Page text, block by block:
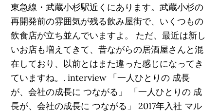
東急線・武蔵小杉駅近くにあります。武蔵小杉の
再開発前の雰囲気が残る飲み屋街で、いくつもの
飲食店が立ち並んでいますよ。 ただ、最近は新し
いお店も増えてきて、昔ながらの居酒屋さんと混
在しており、以前とはまた違った感じになってき
ていますね。. interview 「一人ひとりの 成長
が、会社の成長に つながる」 「一人ひとりの 成
長が、会社の成長に つながる」 2017年入社 マル